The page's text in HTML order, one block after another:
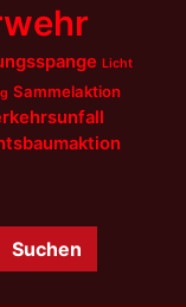
Licht
Sammelaktion